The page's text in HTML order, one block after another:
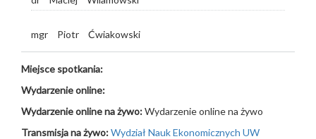
mgr Piotr Ćwiakowski
Miejsce spotkania:
Wydarzenie online:
Wydarzenie online na żywo:Wydarzenie online na żywo
Transmisja na żywo:Wydział Nauk Ekonomicznych UW